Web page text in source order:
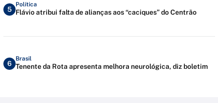
5
Política
Flávio atribui falta de alianças aos “caciques” do Centrão
6
Brasil
Tenente da Rota apresenta melhora neurológica, diz boletim